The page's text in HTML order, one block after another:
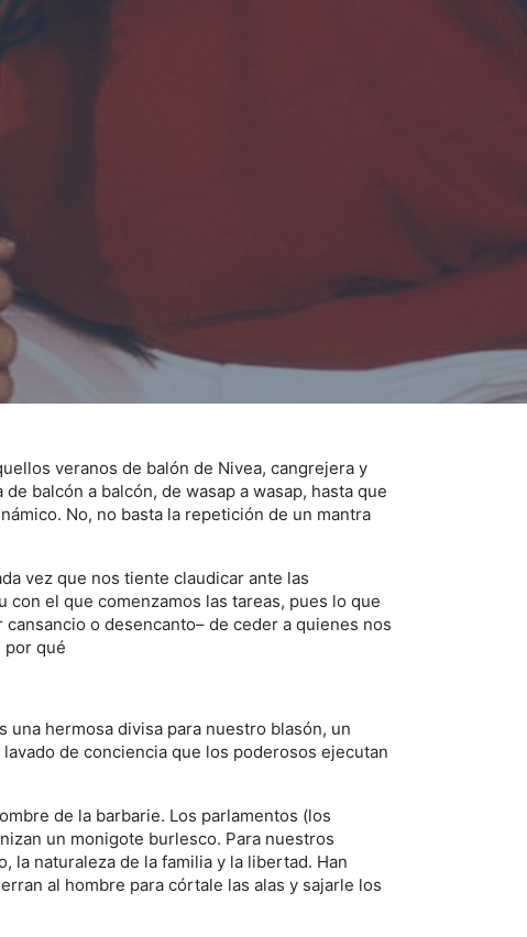
veranos de balón de Nivea, cangrejera y
balcón a balcón, de wasap a wasap, hasta que
No, no basta la repetición de un mantra
vez que nos tiente claudicar ante las
el que comenzamos las tareas, pues lo que
o desencanto– de ceder a quienes nos
por qué
una hermosa divisa para nuestro blasón, un
de conciencia que los poderosos ejecutan
de la barbarie. Los parlamentos (los
un monigote burlesco. Para nuestros
la naturaleza de la familia y la libertad. Han
al hombre para córtale las alas y sajarle los